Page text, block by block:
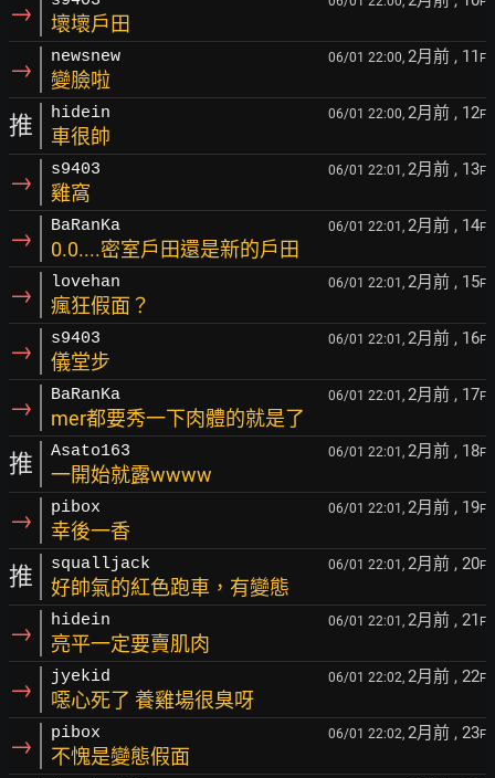
→ 壞壞戶田
→ newsnew 06/01 22:00, 2月前 , 11 F
變臉啦
推 hidein 06/01 22:00, 2月前 , 12F
車很帥
→ s9403 06/01 22:01, 2月前 , 13F
雞窩
→ BaRanKa 06/01 22:01, 2月前 , 14F
0.0....密室戶田還是新的戶田
→ lovehan 06/01 22:01, 2月前 , 15F
瘋狂假面？
→ s9403 06/01 22:01, 2月前 , 16F
儀堂步
→ BaRanKa 06/01 22:01, 2月前 , 17F
mer都要秀一下肉體的就是了
推 Asato163 06/01 22:01, 2月前 , 18F
一開始就露wwww
→ pibox 06/01 22:01, 2月前 , 19F
幸後一香
推 squalljack 06/01 22:01, 2月前 , 20F
好帥氣的紅色跑車，有變態
→ hidein 06/01 22:01, 2月前 , 21 F
亮平一定要賣肌肉
→ jyekid 06/01 22:02, 2月前 , 22F
噁心死了 養雞場很臭呀
→ pibox 06/01 22:02, 2月前 , 23F
不愧是變態假面